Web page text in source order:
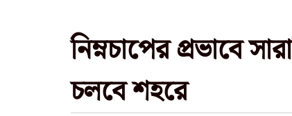
নিম্নচাপের প্রভাবে
চলবে শহরে